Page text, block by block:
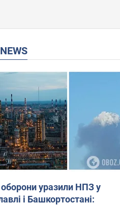
NEWS
уразили НПЗ у
і Башкортостані: